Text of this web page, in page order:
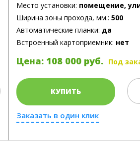
Место установки: помещение,
Ширина зоны прохода, мм.: 500
Автоматические планки: да
Встроенный картоприемник: нет
Цена: 108 000 руб. Под
КУПИТЬ
Заказать в один клик